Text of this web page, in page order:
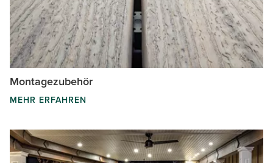
Montagezubehör
MEHR ERFAHREN